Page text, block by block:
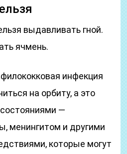
выдавливать гной.
ячмень.
инфекция
на орбиту, а это
—
менингитом и другими
которые могут